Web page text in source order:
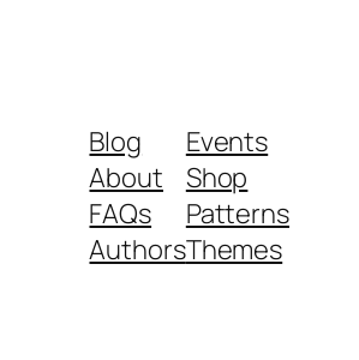
Blog
About
FAQs
Authors
Events
Shop
Patterns
Themes